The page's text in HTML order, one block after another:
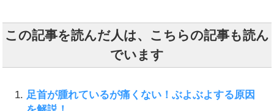
この記事を読んだ人は、こちらの記事も読ん
でいます
足首が腫れているが痛くない！ぶよぶよする原因